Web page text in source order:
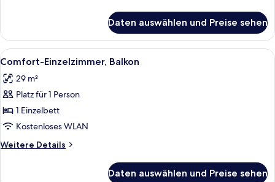
Doppelzimmer,
Balkon
Daten auswählen und Preise sehen
Alle
Fotos
für
Comfort-
Einzelzimmer,
Balkon
anzeigen
Ein kleines Hotelzimmer mit Bett,
7
Comfort-Einzelzimmer, Balkon
29 m²
Platz für 1 Person
1 Einzelbett
Kostenloses WLAN
Weitere Details
Weitere
Daten auswählen und Preise sehen